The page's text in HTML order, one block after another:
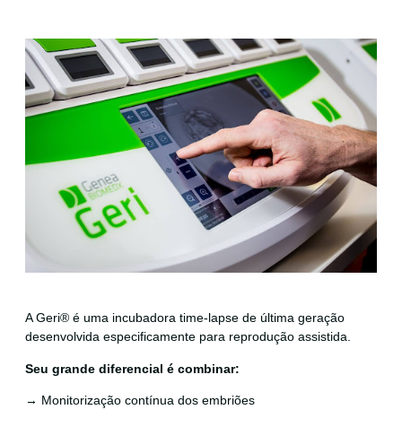
A Geri® é uma incubadora time-lapse de última geração
desenvolvida especificamente para reprodução assistida.
Seu grande diferencial é combinar:
→ Monitorização contínua dos embriões